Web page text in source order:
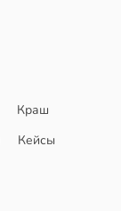
Краш
Кейсы